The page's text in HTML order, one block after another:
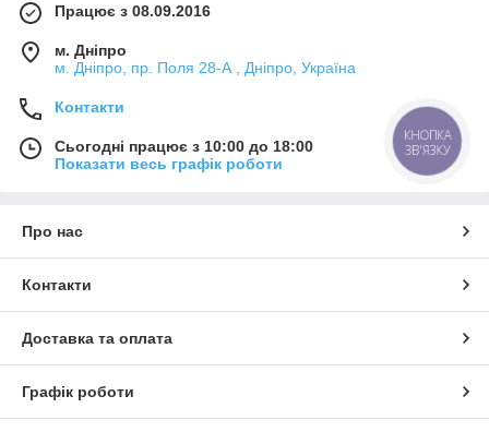
Працює з 08.09.2016
м. Дніпро
м. Дніпро, пр. Поля 28-А , Дніпро, Україна
Контакти
Сьогодні працює з 10:00 до 18:00
Показати весь графік роботи
Про нас
Контакти
Доставка та оплата
Графік роботи
КНОПКА
ЗВ'ЯЗКУ